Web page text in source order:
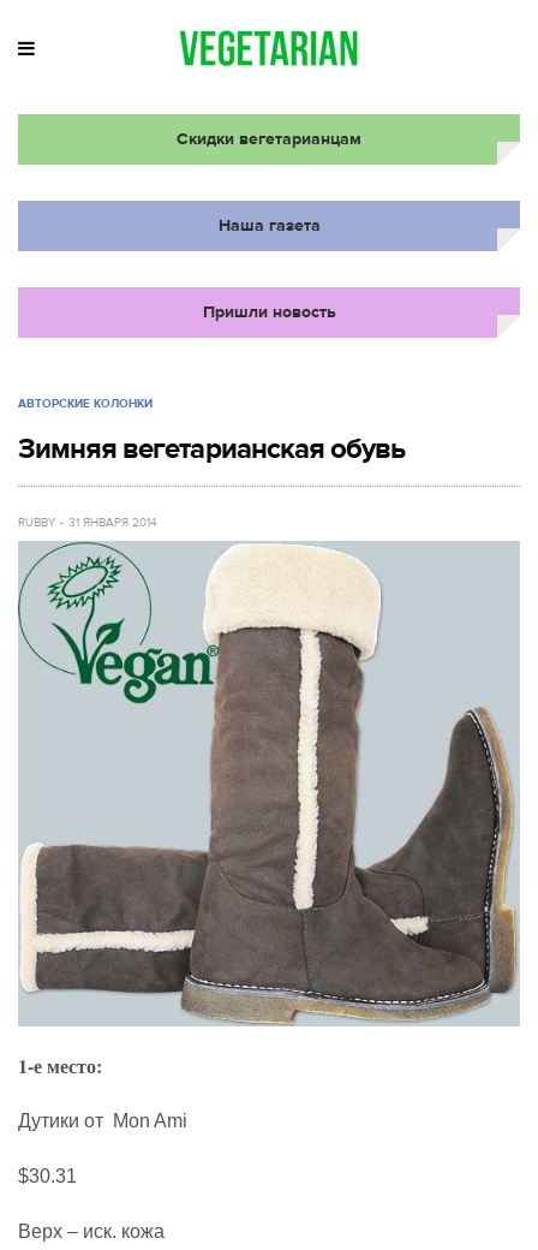
Скидки вегетарианцам
Наша газета
Пришли новость
АВТОРСКИЕ КОЛОНКИ
Зимняя вегетарианская обувь
RUBBY 31 ЯНВАРЯ 2014
1-е место:
Дутики от Mon Ami
$30.31
Верх – иск. кожа